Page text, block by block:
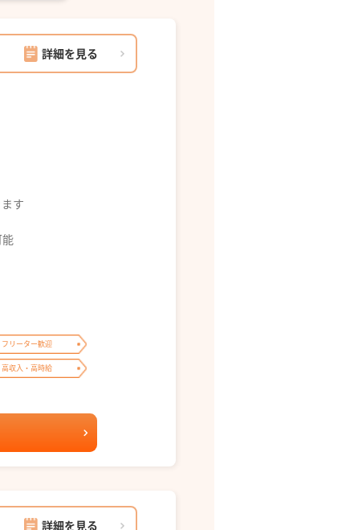
詳細を見る
す
フリーター歓迎
高収入・高時給
詳細を見る